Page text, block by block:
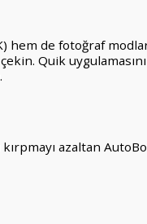
hem de fotoğraf
Quik
azaltan